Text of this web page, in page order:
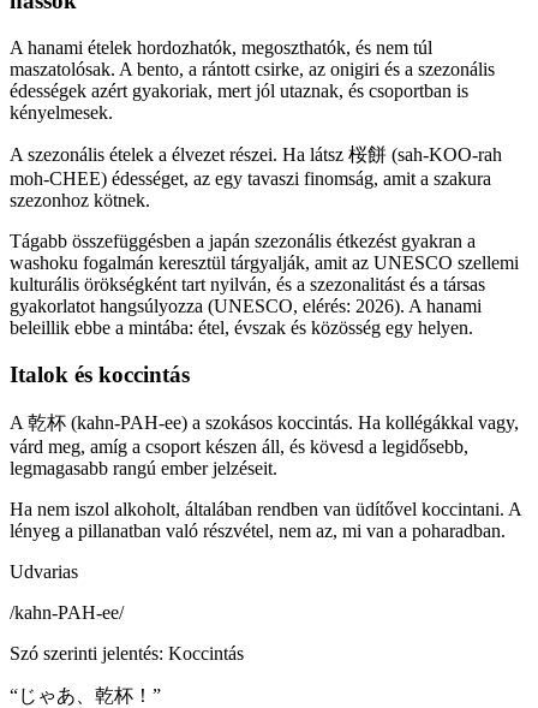
A hanami ételek hordozhatók, megoszthatók, és nem túl
maszatolósak. A bento, a rántott csirke, az onigiri és a szezonális
édességek azért gyakoriak, mert jól utaznak, és csoportban is
kényelmesek.
A szezonális ételek a élvezet részei. Ha látsz 桜餅 (sah-KOO-rah
moh-CHEE) édességet, az egy tavaszi finomság, amit a szakura
szezonhoz kötnek.
Tágabb összefüggésben a japán szezonális étkezést gyakran a
washoku fogalmán keresztül tárgyalják, amit az UNESCO szellemi
kulturális örökségként tart nyilván, és a szezonalitást és a társas
gyakorlatot hangsúlyozza (UNESCO, elérés: 2026). A hanami
beleillik ebbe a mintába: étel, évszak és közösség egy helyen.
Italok és koccintás
A 乾杯 (kahn-PAH-ee) a szokásos koccintás. Ha kollégákkal vagy,
várd meg, amíg a csoport készen áll, és kövesd a legidősebb,
legmagasabb rangú ember jelzéseit.
Ha nem iszol alkoholt, általában rendben van üdítővel koccintani. A
lényeg a pillanatban való részvétel, nem az, mi van a poharadban.
Udvarias
/kahn-PAH-ee/
Szó szerinti jelentés: Koccintás
“じゃあ、乾杯！ ”